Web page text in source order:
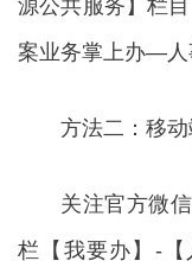
源公共服务】栏
案业务掌上办—人
方法二：移动
关注官方微信
栏【我要办】-